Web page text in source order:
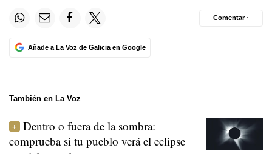
Añade a La Voz de Galicia en Google
Comentar ·
También en La Voz
Dentro o fuera de la sombra:
comprueba si tu pueblo verá el eclipse